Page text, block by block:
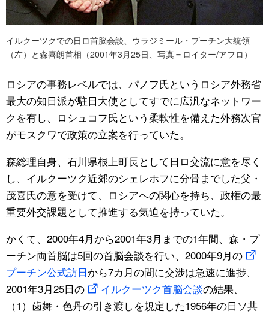
イルクーツクでの日ロ首脳会談、ウラジミール・プーチン大統領
（左）と森喜朗首相（2001年3月25日、写真＝ロイター/アフロ）
ロシアの事務レベルでは、パノフ氏というロシア外務省
最大の知日派が駐日大使としてすでに広汎なネットワー
クを有し、ロシュコフ氏という柔軟性を備えた外務次官
がモスクワで政策の立案を行っていた。
森総理自身、石川県根上町長として日ロ交流に意を尽く
し、イルクーツク近郊のシェレホフに分骨までした父・
茂喜氏の意を受けて、ロシアへの関心を持ち、政権の最
重要外交課題として推進する気迫を持っていた。
かくて、2000年4月から2001年3月までの1年間、森・プ
ーチン両首脳は5回の首脳会談を行い、2000年9月の
プーチン公式訪日から7カ月の間に交渉は急速に進捗、
2001年3月25日の
イルクーツク首脳会談の結果、
（1）歯舞・色丹の引き渡しを規定した1956年の日ソ共